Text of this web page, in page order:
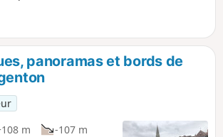
panoramas et bords de
m
-107 m